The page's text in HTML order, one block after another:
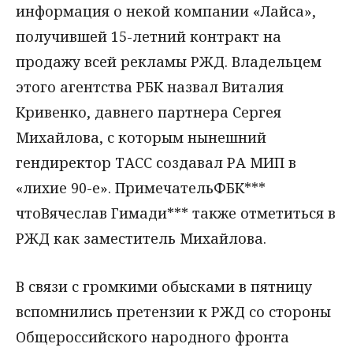
информация о некой компании «Лайса»,
получившей 15-летний контракт на
продажу всей рекламы РЖД. Владельцем
этого агентства РБК назвал Виталия
Кривенко, давнего партнера Сергея
Михайлова, с которым нынешний
гендиректор ТАСС создавал РА МИП в
«лихие 90-е». ПримечательФБК***
чтоВячеслав Гимади*** также отметиться в
РЖД как заместитель Михайлова.
В связи с громкими обысками в пятницу
вспомнились претензии к РЖД со стороны
Общероссийского народного фронта